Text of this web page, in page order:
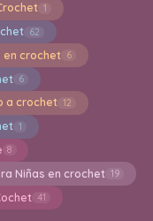
1
62
en crochet 6
6
a crochet 12
1
8
Niñas en crochet 19
41